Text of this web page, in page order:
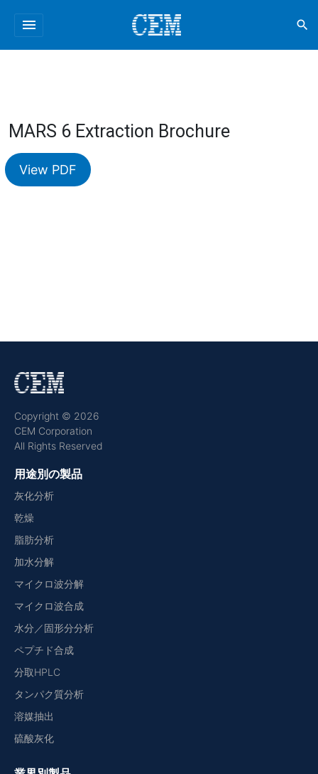
menu search
MARS 6 Extraction Brochure
View PDF
Copyright © 2026
CEM Corporation
All Rights Reserved
用途別の製品
灰化分析
乾燥
脂肪分析
加水分解
マイクロ波分解
マイクロ波合成
水分／固形分分析
ペプチド合成
分取HPLC
タンパク質分析
溶媒抽出
硫酸灰化